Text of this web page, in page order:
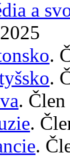
a
.
.
.
.
.